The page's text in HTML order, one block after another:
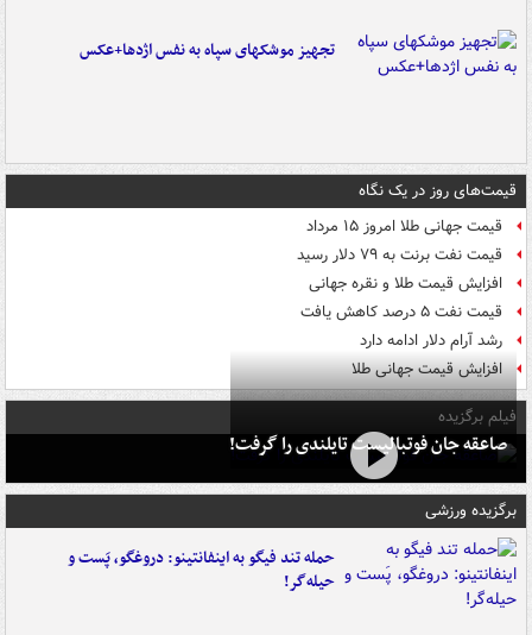
تجهیز موشکهای سپاه به نفس اژدها+عکس
قیمت‌های روز در یک نگاه
قیمت جهانی طلا امروز ۱۵ مرداد
قیمت نفت برنت به ۷۹ دلار رسید
افزایش قیمت طلا و نقره جهانی
قیمت نفت ۵ درصد کاهش یافت
رشد آرام دلار ادامه دارد
افزایش قیمت جهانی طلا
فیلم برگزیده
صاعقه جان فوتبالیست تایلندی را گرفت!
برگزیده ورزشی
حمله تند فیگو به اینفانتینو: دروغگو، پَست‌ و
حیله‌گر!